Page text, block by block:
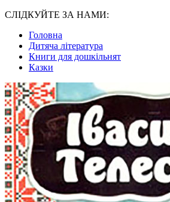
СЛІДКУЙТЕ ЗА НАМИ:
Головна
Дитяча література
Книги для дошкільнят
Казки